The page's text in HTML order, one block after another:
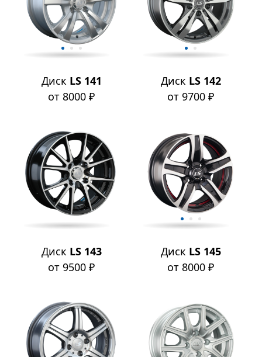
Диск LS 141
от 8000 ₽
Диск LS 142
от 9700 ₽
Диск LS 143
от 9500 ₽
Диск LS 145
от 8000 ₽